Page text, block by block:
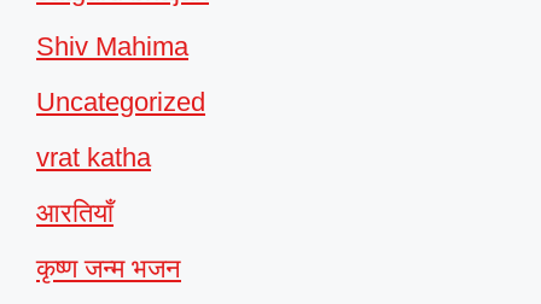
Shiv Mahima
Uncategorized
vrat katha
आरतियाँ
कृष्ण जन्म भजन